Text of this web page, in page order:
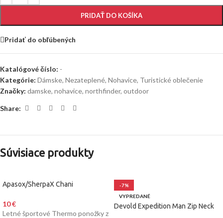
PRIDAŤ DO KOŠÍKA
Pridať do obľúbených
Katalógové číslo: -
Kategórie: Dámske, Nezateplené, Nohavice, Turistické oblečenie
Značky: damske, nohavice, northfinder, outdoor
Share:
Súvisiace produkty
Apasox/SherpaX Chani
10€
Letné športové Thermo ponožky z
-7%
VYPREDANÉ
Devold Expedition Man Zip Neck